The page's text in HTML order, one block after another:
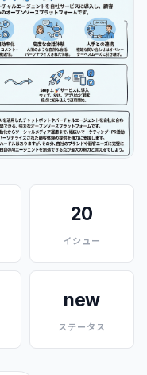
20
イシュー
new
ステータス